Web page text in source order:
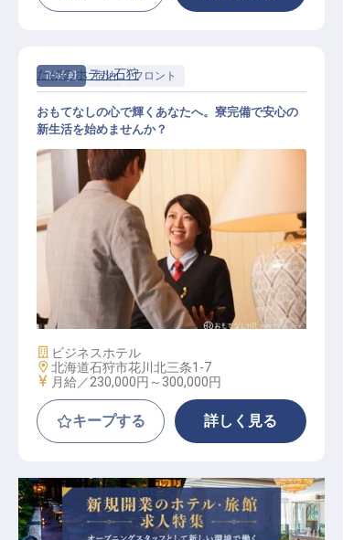
正社員 宿泊 フロント
たびのホテル石狩
おもてなしの心で輝くあなたへ。寮完備で安心の
新生活を始めませんか？
施設業態
ビジネスホテル
勤務地
北海道石狩市花川北三条1-7
給与
月給／230,000円～ 300,000円
キープする 詳しく見る